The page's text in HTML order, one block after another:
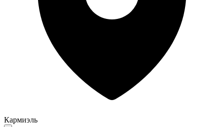
Кармиэль